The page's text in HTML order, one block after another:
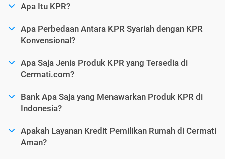
Apa Itu KPR?
Apa Perbedaan Antara KPR Syariah dengan KPR
Konvensional?
Apa Saja Jenis Produk KPR yang Tersedia di
Cermati.com?
Bank Apa Saja yang Menawarkan Produk KPR di
Indonesia?
Apakah Layanan Kredit Pemilikan Rumah di Cermati
Aman?